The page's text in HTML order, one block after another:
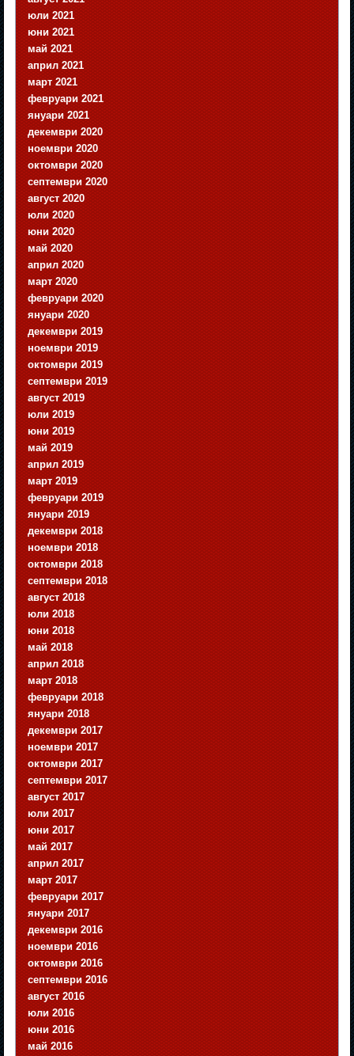
юли 2021
юни 2021
май 2021
април 2021
март 2021
февруари 2021
януари 2021
декември 2020
ноември 2020
октомври 2020
септември 2020
август 2020
юли 2020
юни 2020
май 2020
април 2020
март 2020
февруари 2020
януари 2020
декември 2019
ноември 2019
октомври 2019
септември 2019
август 2019
юли 2019
юни 2019
май 2019
април 2019
март 2019
февруари 2019
януари 2019
декември 2018
ноември 2018
октомври 2018
септември 2018
август 2018
юли 2018
юни 2018
май 2018
април 2018
март 2018
февруари 2018
януари 2018
декември 2017
ноември 2017
октомври 2017
септември 2017
август 2017
юли 2017
юни 2017
май 2017
април 2017
март 2017
февруари 2017
януари 2017
декември 2016
ноември 2016
октомври 2016
септември 2016
август 2016
юли 2016
юни 2016
май 2016